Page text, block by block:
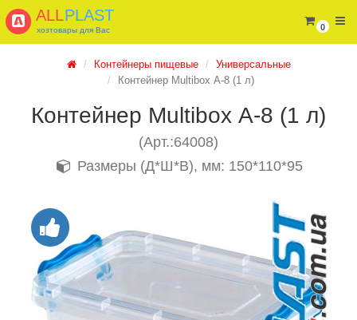
0
ALLPLAST
хозтовары для Вас
Контейнеры пищевые
Универсальные
Контейнер Multibox А-8 (1 л)
Контейнер Multibox А-8 (1 л)
(Арт.:64008)
Размеры (Д*Ш*В), мм: 150*110*95